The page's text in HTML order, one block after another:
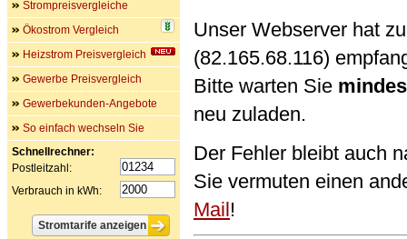
Unser Webserver hat
(82.165.68.116)
Bitte warten Sie
neu zuladen.
Der Fehler bleibt auch
Sie vermuten einen
Mail!
Strompreisvergleiche
Ökostrom Vergleich
Heizstrom Preisvergleich
Gewerbe Preisvergleich
Gewerbekunden-Angebote
So einfach wechseln Sie
Schnellrechner:
Postleitzahl:
Verbrauch in kWh: